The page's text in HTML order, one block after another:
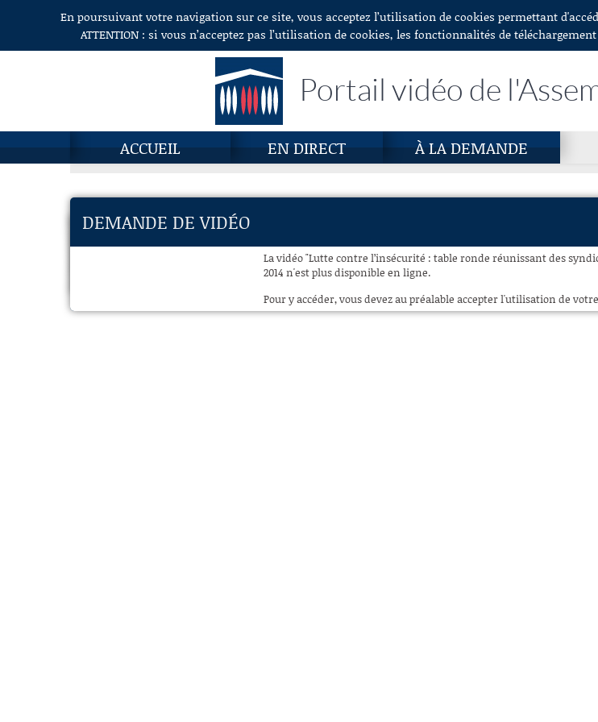
Aller au contenuEn poursuivant votre navigation sur ce site, vous acceptez l’utilisation de cookies permettant
ATTENTION : si vous n’acceptez pas l’utilisation de cookies, les fonctionnalités de
Portail vidéo de
ACCUEIL EN DIRECT À LA DEMANDE
DEMANDE DE VIDÉO
La vidéo "Lutte contre l’insécurité : table ronde réunissant des
2014 n'est plus disponible en ligne.
Pour y accéder, vous devez au préalable accepter l'utilisation de